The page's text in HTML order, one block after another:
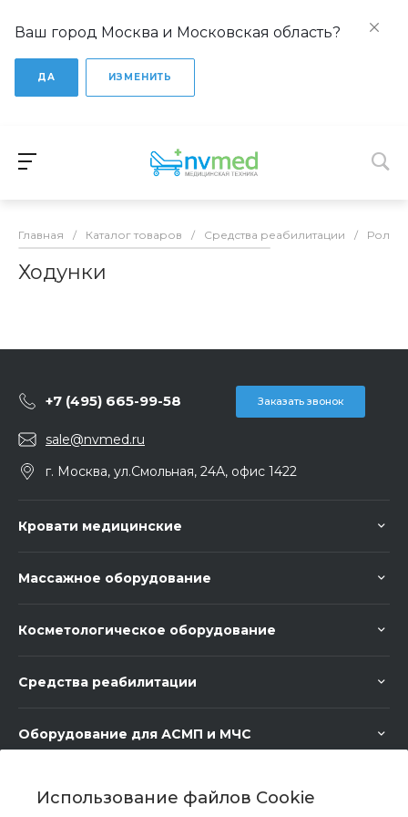
Использование файлов Cookie
Ваш город Москва и Московская область?
ДА ИЗМЕНИТЬ
Главная / Каталог товаров / Средства реабилитации /
Ходунки
+7 (495) 665-99-58 Заказать звонок
sale@nvmed.ru
г. Москва, ул.Смольная, 24А, офис 1422
Кровати медицинские
Массажное оборудование
Косметологическое оборудование
Средства реабилитации
Оборудование для АСМП и МЧС